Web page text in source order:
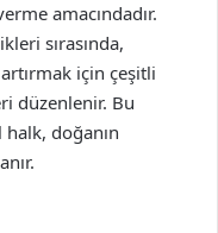
amacındadır.
sırasında,
için çeşitli
düzenlenir. Bu
doğanın